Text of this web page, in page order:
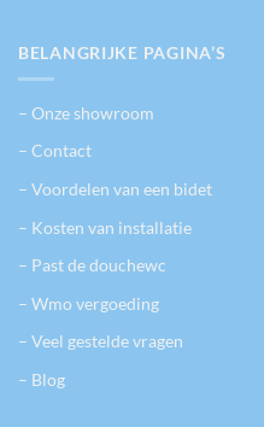
BELANGRIJKE PAGINA’S
– Onze showroom
– Contact
– Voordelen van een bidet
– Kosten van installatie
– Past de douchewc
– Wmo vergoeding
– Veel gestelde vragen
– Blog